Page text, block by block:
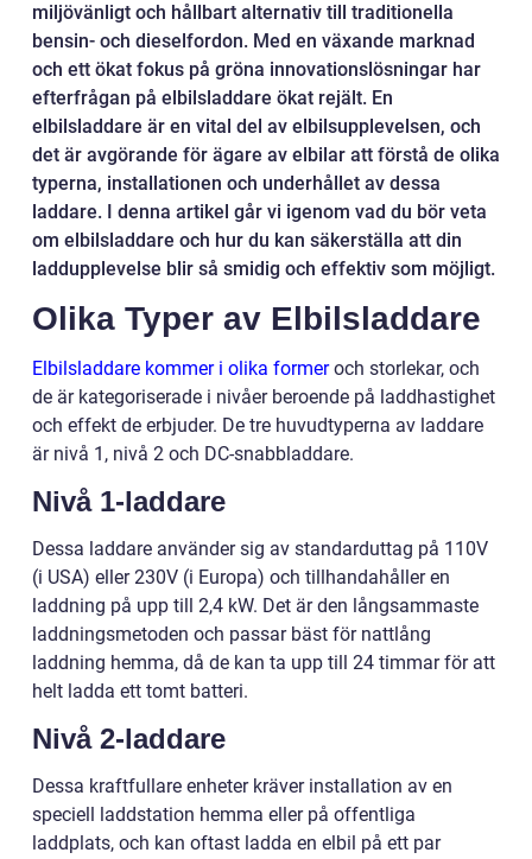
miljövänligt och hållbart alternativ till traditionella
bensin- och dieselfordon. Med en växande marknad
och ett ökat fokus på gröna innovationslösningar har
efterfrågan på elbilsladdare ökat rejält. En
elbilsladdare är en vital del av elbilsupplevelsen, och
det är avgörande för ägare av elbilar att förstå de olika
typerna, installationen och underhållet av dessa
laddare. I denna artikel går vi igenom vad du bör veta
om elbilsladdare och hur du kan säkerställa att din
laddupplevelse blir så smidig och effektiv som möjligt.
Olika Typer av Elbilsladdare
Elbilsladdare kommer i olika formeroch storlekar, och
de är kategoriserade i nivåer beroende på laddhastighet
och effekt de erbjuder. De tre huvudtyperna av laddare
är nivå 1, nivå 2 och DC-snabbladdare.
Nivå 1-laddare
Dessa laddare använder sig av standarduttag på 110V
(i USA) eller 230V (i Europa) och tillhandahåller en
laddning på upp till 2,4 kW. Det är den långsammaste
laddningsmetoden och passar bäst för nattlång
laddning hemma, då de kan ta upp till 24 timmar för att
helt ladda ett tomt batteri.
Nivå 2-laddare
Dessa kraftfullare enheter kräver installation av en
speciell laddstation hemma eller på offentliga
laddplats, och kan oftast ladda en elbil på ett par